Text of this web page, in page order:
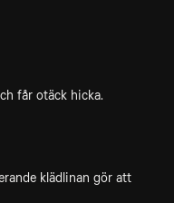
får otäck hicka.
klädlinan gör att